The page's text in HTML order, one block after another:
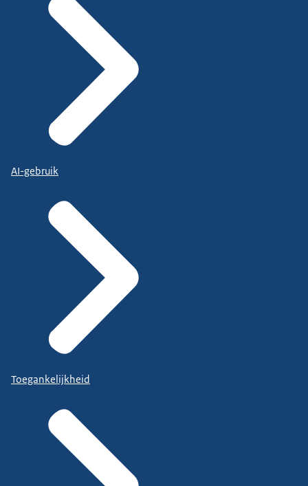
AI-gebruik
Toegankelijkheid